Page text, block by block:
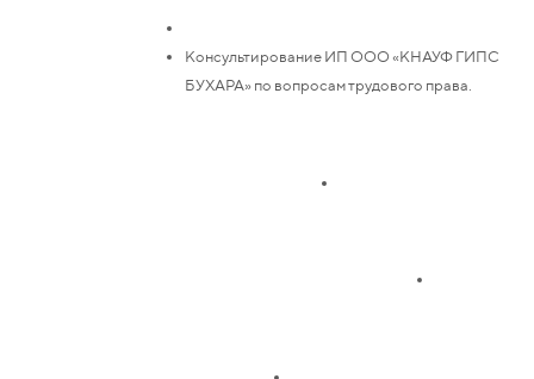
Консультирование ИП ООО «КНАУФ ГИПС
БУХАРА» по вопросам трудового права.